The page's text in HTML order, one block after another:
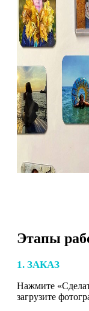
Этапы
1. ЗАКАЗ
Нажмите
загрузите